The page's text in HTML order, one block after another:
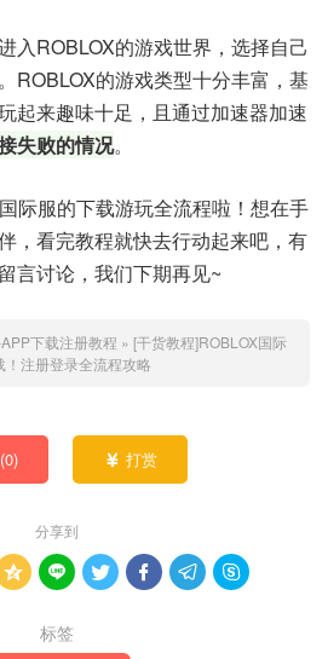
入ROBLOX的游戏世界，选择自己
ROBLOX的游戏类型十分丰富，基
起来趣味十足，且通过加速器加速
失败的情况。
际服的下载游玩全流程啦！想在手
，看完教程就快去行动起来吧，有
言讨论，我们下期再见~
下载注册教程 » [干货教程]ROBLOX国际
！注册登录全流程攻略
0)  打赏
分享到
     
标签